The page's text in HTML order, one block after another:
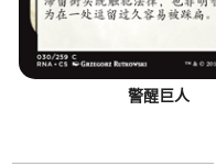
警醒巨人